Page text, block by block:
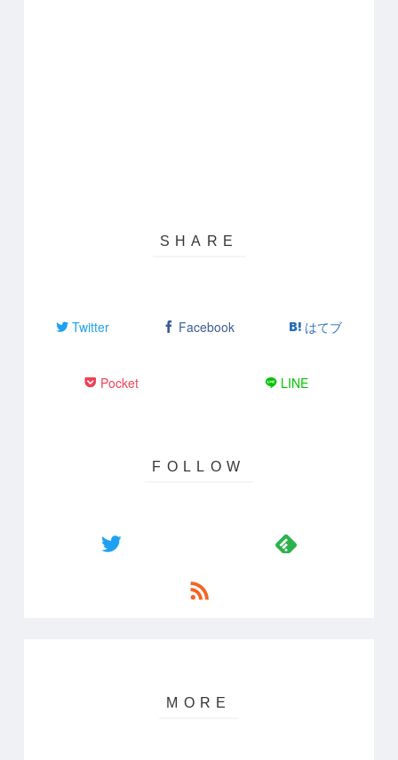
Twitter Facebook はてブ
Pocket LINE